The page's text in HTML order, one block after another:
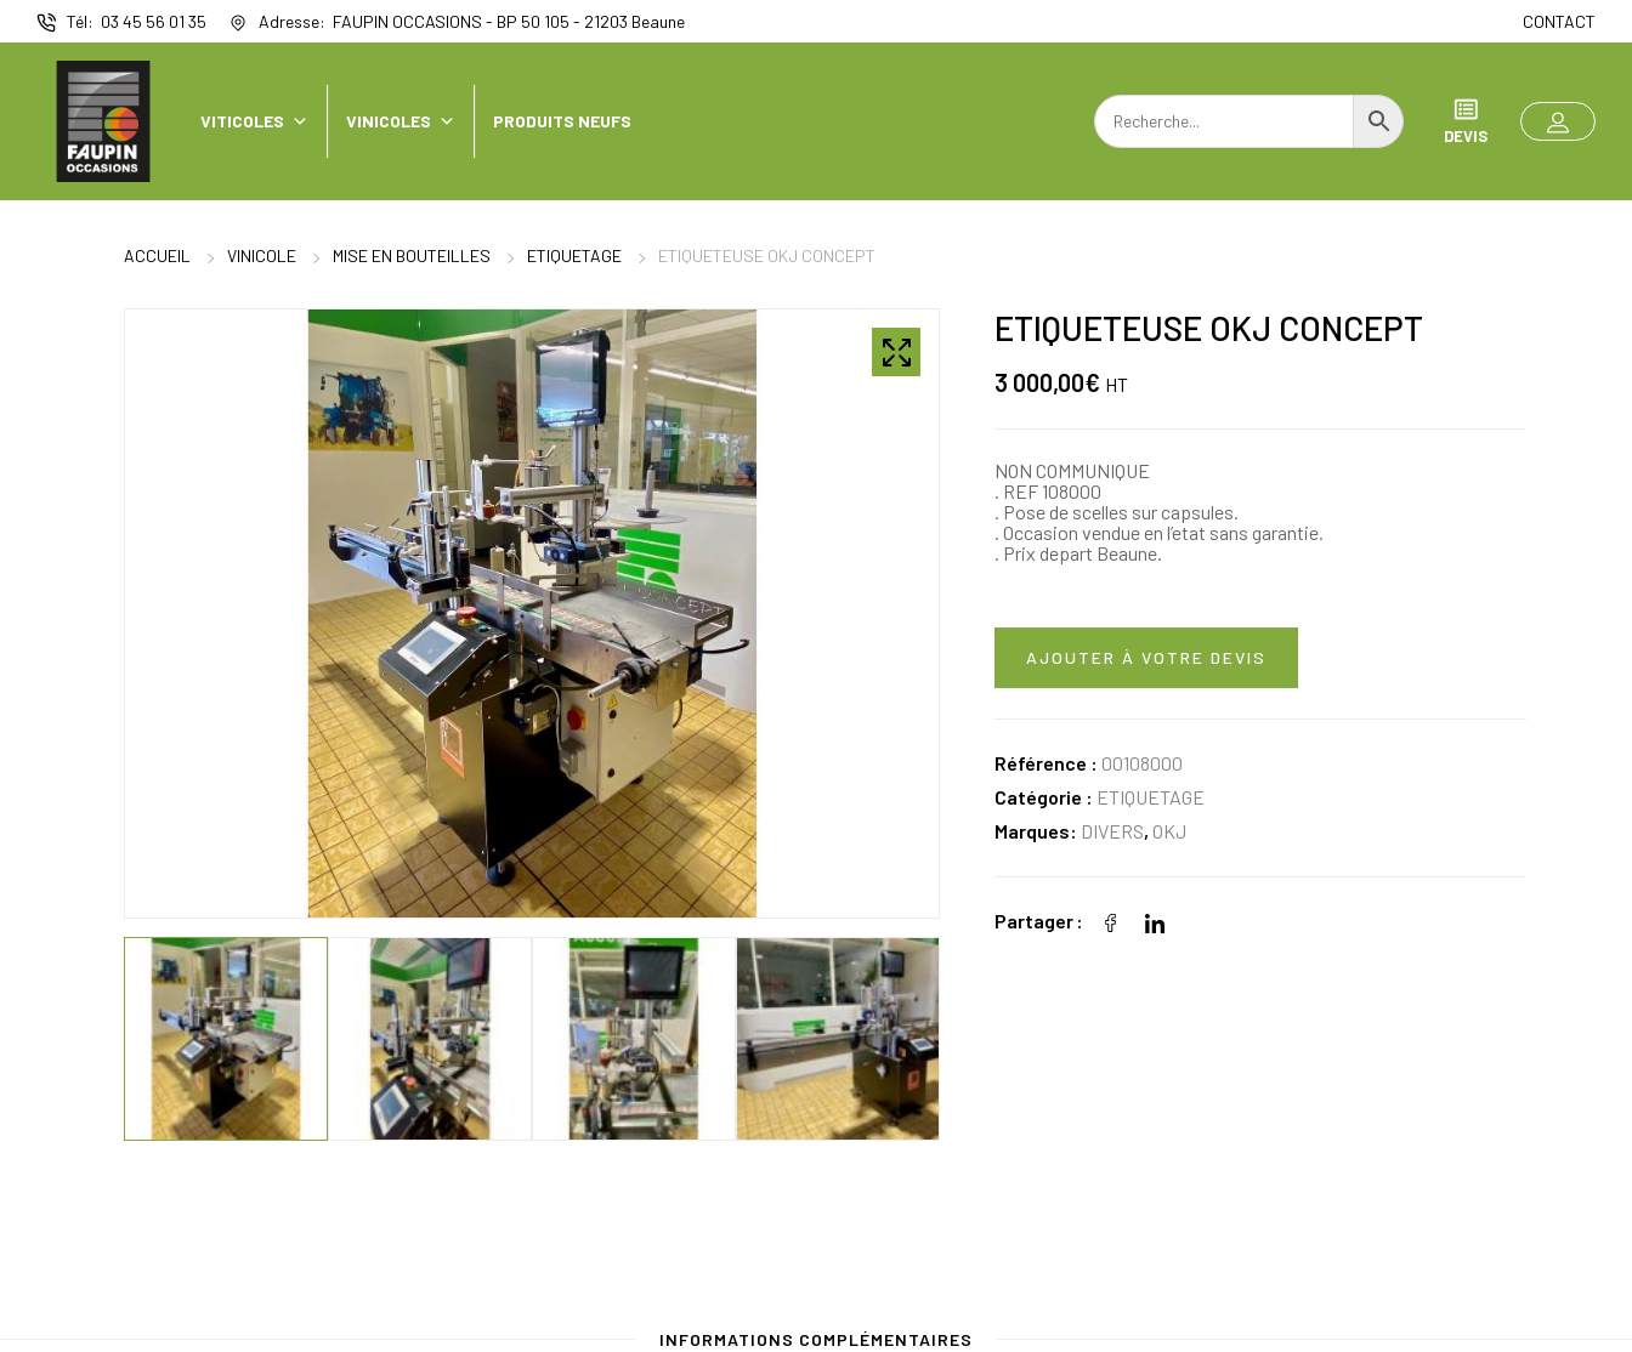
Tél 03 45 56 01 35 Adresse FAUPIN OCCASIONS - BP 50 105 - 21203 Beaune CONTACT
VITICOLES VINICOLES PRODUITS NEUFS
DEVIS
ACCUEIL VINICOLE MISE EN BOUTEILLES ETIQUETAGE ETIQUETEUSE OKJ CONCEPT
ETIQUETEUSE OKJ CONCEPT
3 000,00€ HT
NON COMMUNIQUE
. REF 108000
. Pose de scelles sur capsules.
. Occasion vendue en l’etat sans garantie.
. Prix depart Beaune.
AJOUTER À VOTRE DEVIS
Référence : 00108000
Catégorie : ETIQUETAGE
Marques: DIVERS, OKJ
Partager
INFORMATIONS COMPLÉMENTAIRES
Panneau de gestion des cookies